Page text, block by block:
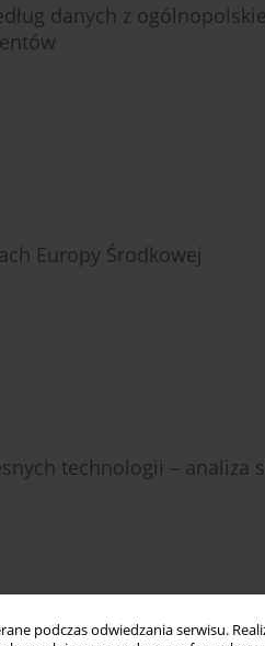
podczas odwiedzania serwisu.
danych z
Europy Środkowej
technologii – analiza